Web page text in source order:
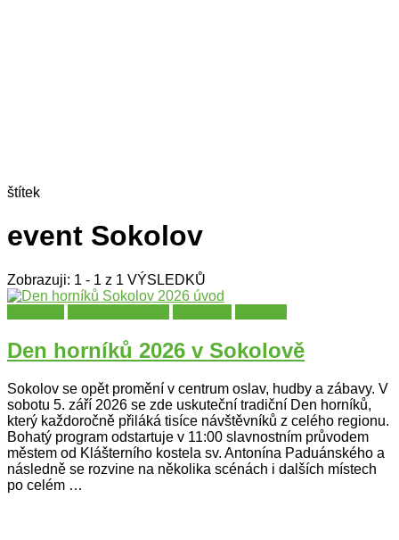
štítek
event Sokolov
Zobrazuji: 1 - 1 z 1 VÝSLEDKŮ
Den horníků 2026 v Sokolově
Sokolov se opět promění v centrum oslav, hudby a zábavy. V
sobotu 5. září 2026 se zde uskuteční tradiční Den horníků,
který každoročně přiláká tisíce návštěvníků z celého regionu.
Bohatý program odstartuje v 11:00 slavnostním průvodem
městem od Klášterního kostela sv. Antonína Paduánského a
následně se rozvine na několika scénách i dalších místech
po celém …